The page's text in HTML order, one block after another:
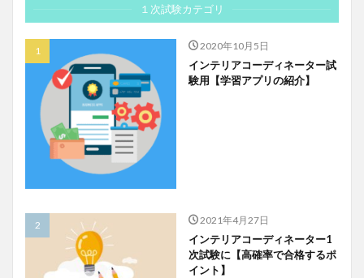
１次試験カテゴリ
2020年10月5日
インテリアコーディネーター試
験用【学習アプリの紹介】
2021年4月27日
インテリアコーディネーター1
次試験に【高確率で合格するポ
イント】